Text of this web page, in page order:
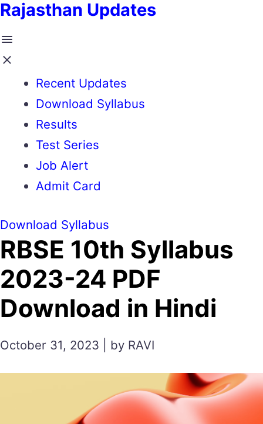
Rajasthan Updates
Recent Updates
Download Syllabus
Results
Test Series
Job Alert
Admit Card
Download Syllabus
RBSE 10th Syllabus
2023-24 PDF
Download in Hindi
October 31, 2023 | by RAVI